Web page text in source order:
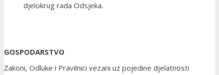
djelokrug rada Odsjeka.
GOSPODARSTVO
Zakoni, Odluke i Pravilnici vezani uz pojedine djelatnosti